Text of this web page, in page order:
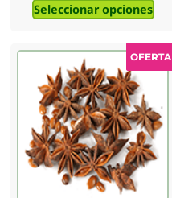
Seleccionar opciones
OFERTA